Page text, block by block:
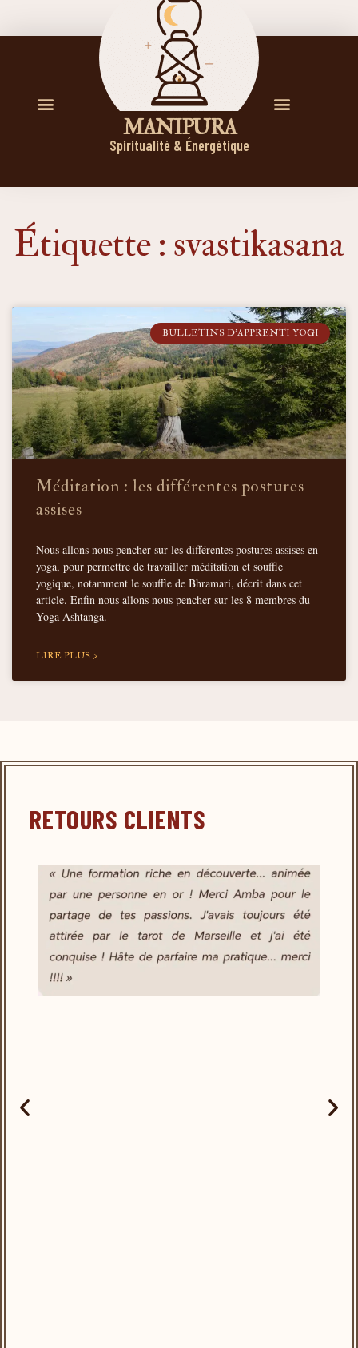
M A N I P U R A
Spiritualité & Énergétique
Étiquette : svastikasana
BULLETINS D'APPRENTI YOGI
Méditation : les différentes postures
assises
Nous allons nous pencher sur les différentes postures assises en
yoga, pour permettre de travailler méditation et souffle
yogique, notamment le souffle de Bhramari, décrit dans cet
article. Enfin nous allons nous pencher sur les 8 membres du
Yoga Ashtanga.
LIRE PLUS >
RETOURS CLIENTS